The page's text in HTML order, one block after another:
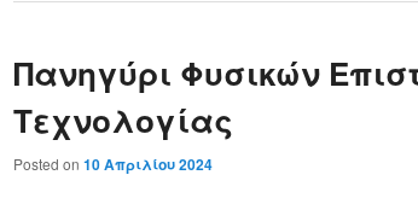
Πανηγύρι Φυσικών
Τεχνολογίας
Posted on 10 Απριλίου 2024